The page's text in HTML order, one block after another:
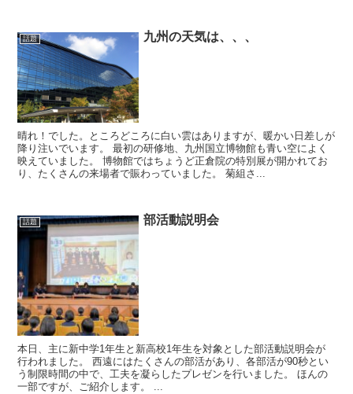
話題 九州の天気は、、、
晴れ！でした。ところどころに白い雲はありますが、暖かい日差しが
降り注いでいます。 最初の研修地、九州国立博物館も青い空によく
映えていました。 博物館ではちょうど正倉院の特別展が開かれてお
り、たくさんの来場者で賑わっていました。 菊組さ...
話題 部活動説明会
本日、主に新中学1年生と新高校1年生を対象とした部活動説明会が
行われました。 西遠にはたくさんの部活があり、各部活が90秒とい
う制限時間の中で、工夫を凝らしたプレゼンを行いました。 ほんの
一部ですが、ご紹介します。 ...